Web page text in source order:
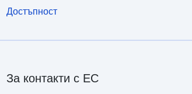
Достъпност
За контакти с ЕС